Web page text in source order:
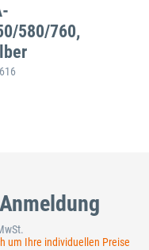
580/760,
um Ihre individuellen Preise